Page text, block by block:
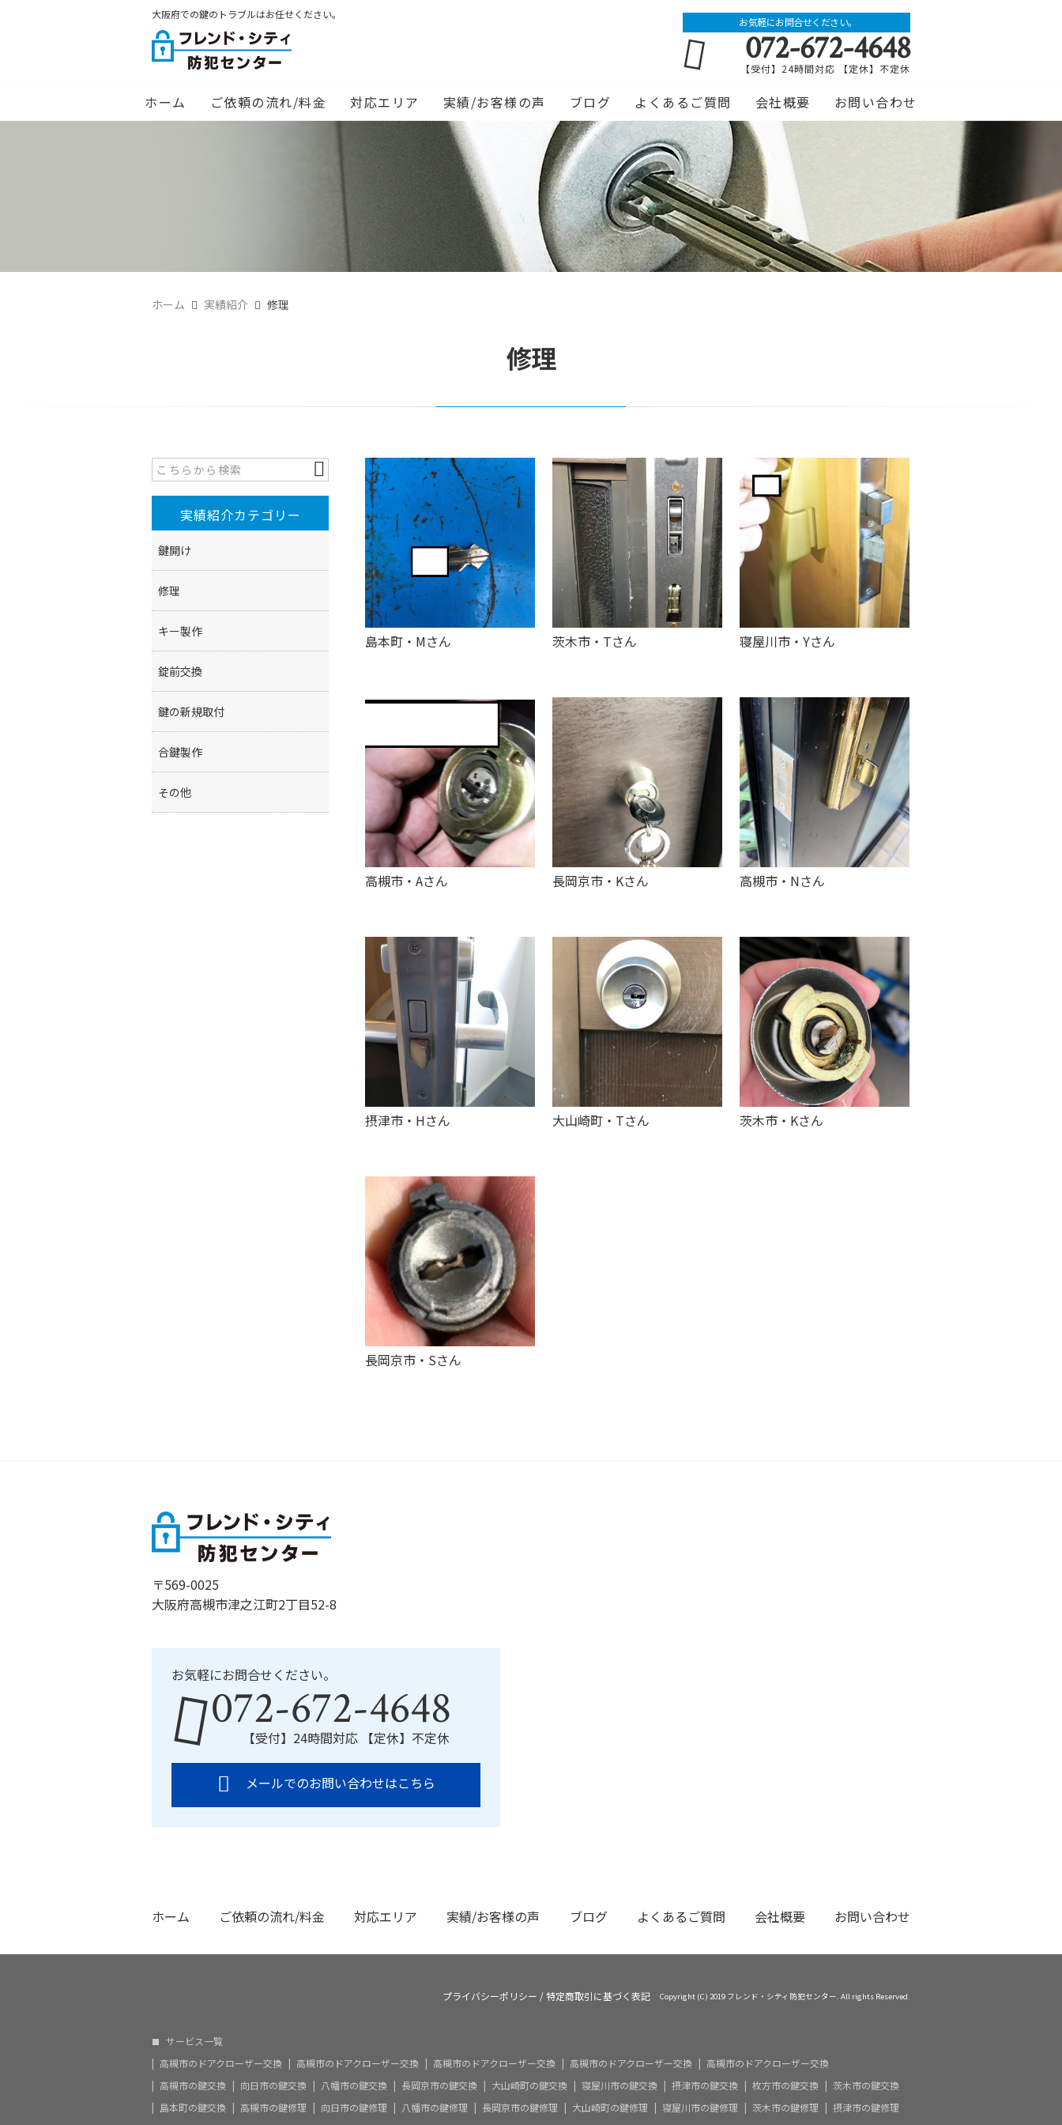
大阪府での鍵のトラブルはお任せください。
お気軽にお問合せください。
072-672-4648
【受付】24時間対応 【定休】不定休
ホーム ご依頼の流れ/料金 対応エリア 実績/お客様の声 ブログ よくあるご質問 会社概要 お問い合わせ
ホーム 実績紹介 修理
修理
島本町・Mさん 茨木市・Tさん 寝屋川市・Yさん
高槻市・Aさん 長岡京市・Kさん 高槻市・Nさん
摂津市・Hさん 大山崎町・Tさん 茨木市・Kさん
長岡京市・Sさん
実績紹介カテゴリー
鍵開け
修理
キー製作
錠前交換
鍵の新規取付
合鍵製作
その他
〒569-0025
大阪府高槻市津之江町2丁目52-8
お気軽にお問合せください。
072-672-4648
【受付】24時間対応 【定休】不定休
メールでのお問い合わせはこちら
ホーム ご依頼の流れ/料金 対応エリア 実績/お客様の声 ブログ よくあるご質問 会社概要 お問い合わせ
プライバシーポリシー /特定商取引に基づく表記 Copyright (C) 2019 フレンド・シティ防犯センター. All rights Reserved.
サービス一覧
高槻市のドアクローザー交換
高槻市のドアクローザー交換 高槻市のドアクローザー交換 高槻市のドアクローザー交換
高槻市のドアクローザー交換
高槻市の鍵交換
向日市の鍵交換 八幡市の鍵交換 長岡京市の鍵交換 大山崎町の鍵交換 寝屋川市の鍵交換 摂津市の鍵交換 枚方市の鍵交換
茨木市の鍵交換
島本町の鍵交換
高槻市の鍵修理 向日市の鍵修理 八幡市の鍵修理 長岡京市の鍵修理 大山崎町の鍵修理 寝屋川市の鍵修理 茨木市の鍵修理
摂津市の鍵修理